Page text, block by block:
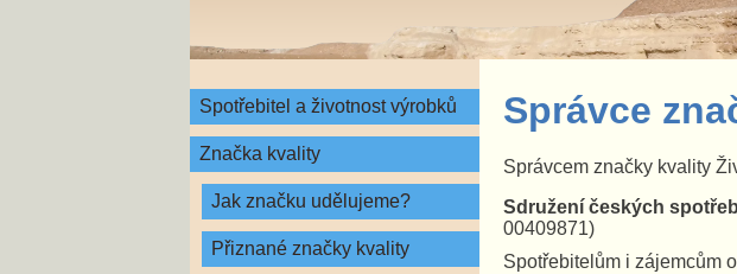
Spotřebitel a životnost výrobků
Značka kvality
Jak značku udělujeme?
Přiznané značky kvality
Správce
Správcem značky kvality
Sdružení českých
00409871)
Spotřebitelům i zájemcům